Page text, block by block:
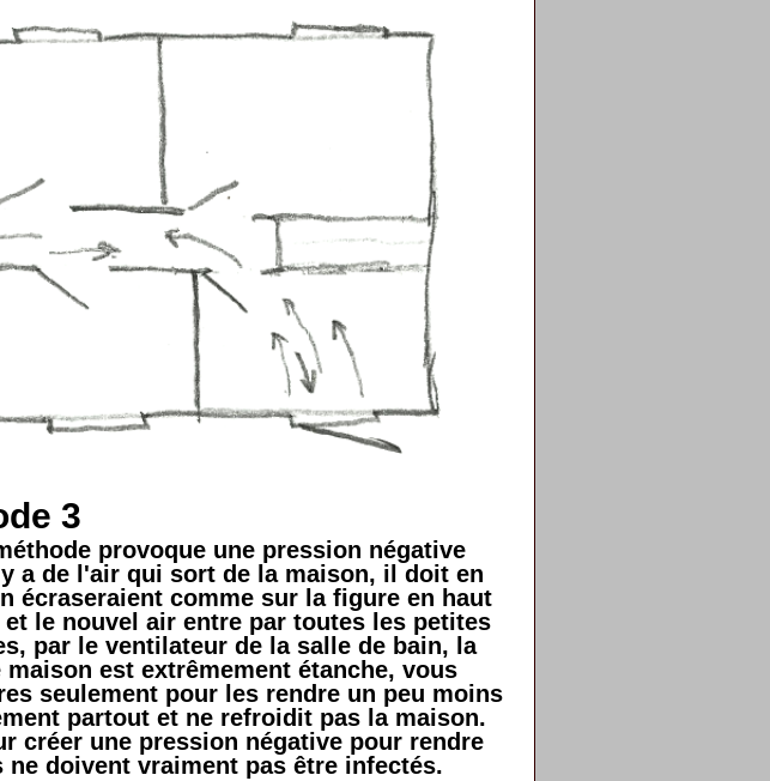
3
provoque une pression négative
a de l'air qui sort de la maison, il doit en
écraseraient comme sur la figure en haut
le nouvel air entre par toutes les petites
par le ventilateur de la salle de bain, la
est extrêmement étanche, vous
seulement pour les rendre un peu moins
partout et ne refroidit pas la maison.
créer une pression négative pour rendre
doivent vraiment pas être infectés.